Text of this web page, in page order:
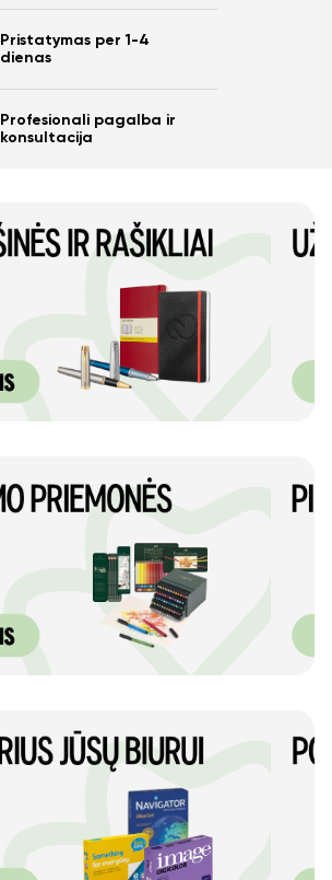
Pristatymas per 1-4
dienas
Profesionali pagalba ir
konsultacija